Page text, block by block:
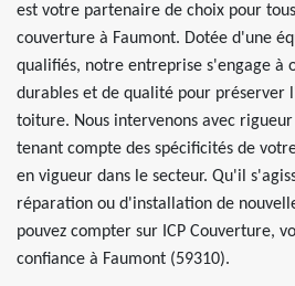
est votre partenaire de choix pour
couverture à Faumont. Dotée d'une
qualifiés, notre entreprise s'engage à
durables et de qualité pour préserver
toiture. Nous intervenons avec
tenant compte des spécificités de
en vigueur dans le secteur. Qu'il
réparation ou d'installation de
pouvez compter sur ICP Couverture,
confiance à Faumont (59310).